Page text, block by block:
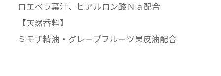
ロエベラ葉汁、ヒアルロン酸Ｎａ配合
【天然香料】
ミモザ精油・グレープフルーツ果皮油配合